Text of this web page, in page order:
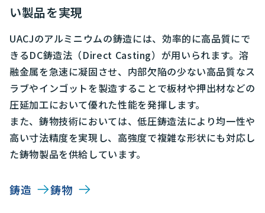
い製品を実現
UACJのアルミニウムの鋳造には、効率的に高品質にで
きるDC鋳造法（Direct Casting）が用いられます。溶
融金属を急速に凝固させ、内部欠陥の少ない高品質なス
ラブやインゴットを製造することで板材や押出材などの
圧延加工において優れた性能を発揮します。
また、鋳物技術においては、低圧鋳造法により均一性や
高い寸法精度を実現し、高強度で複雑な形状にも対応し
た鋳物製品を供給しています。
鋳造 鋳物